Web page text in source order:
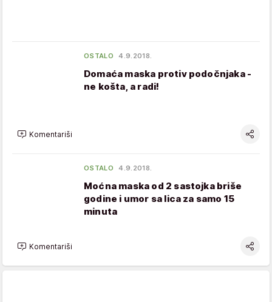
OSTALO 4.9.2018.
Domaća maska protiv podočnjaka -
ne košta, a radi!
Komentariši
OSTALO 4.9.2018.
Moćna maska od 2 sastojka briše
godine i umor sa lica za samo 15
minuta
Komentariši